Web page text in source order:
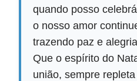
quando posso
o nosso amor
trazendo paz e
Que o espírito do
união, sempre